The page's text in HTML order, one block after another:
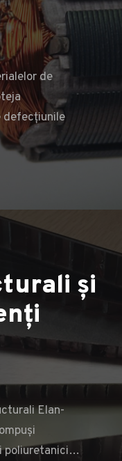
de
defecțiunile
și
Elan-
poliuretanici…